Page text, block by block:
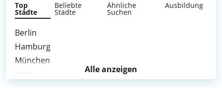
Top
Städte
Beliebte
Städte
Ähnliche
Suchen
Ausbildung
Berlin
Hamburg
München
Alle anzeigen